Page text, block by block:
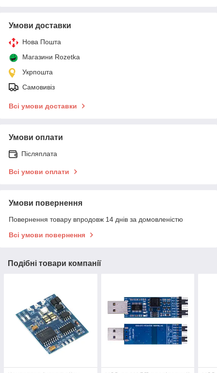
Умови доставки
Нова Пошта
Магазини Rozetka
Укрпошта
Самовивіз
Всі умови доставки
Умови оплати
Післяплата
Всі умови оплати
Умови повернення
Повернення товару впродовж 14 днів за домовленістю
Всі умови повернення
Подібні товари компанії